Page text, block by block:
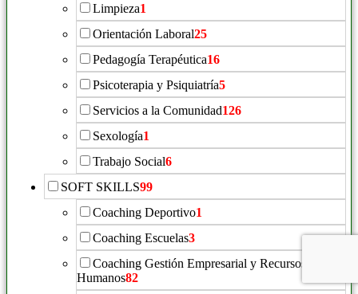
Limpieza1
Orientación Laboral25
Pedagogía Terapéutica16
Psicoterapia y Psiquiatría5
Servicios a la Comunidad126
Sexología1
Trabajo Social6
SOFT SKILLS99
Coaching Deportivo1
Coaching Escuelas3
Coaching Gestión Empresarial y Recursos
Humanos82